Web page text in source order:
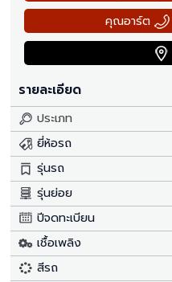
คุณอาร์ต
รายละเอียด
ประเภท
ยี่ห้อรถ
รุ่นรถ
รุ่นย่อย
ปีจดทะเบียน
เชื้อเพลิง
สีรถ